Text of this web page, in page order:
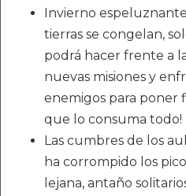
Invierno
tierras se congelan,
podrá hacer frente a
nuevas misiones y
enemigos para poner
que lo consuma todo!
Las cumbres de los
ha corrompido los
lejana, antaño